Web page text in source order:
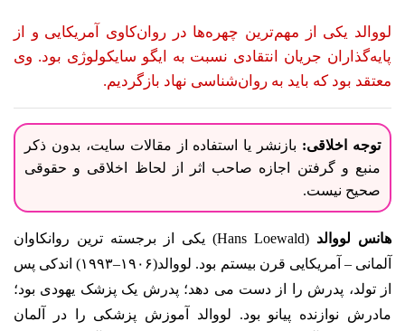
لووالد یکی از مهم‌ترین چهره‌ها در روان‌کاوی آمریکایی و از
پایه‌گذاران جریان انتقادی نسبت به ایگو سایکولوژی بود. وی
معتقد بود که باید به روان‌شناسی نهاد بازگردیم.
توجه اخلاقی: بازنشر یا استفاده از مقالات سایت، بدون ذکر
منبع و گرفتن اجازه صاحب اثر از لحاظ اخلاقی و حقوقی
صحیح نیست.
هانس لووالد
(Hans Loewald) یکی از برجسته ترین روانکاوان
آلمانی – آمریکایی قرن بیستم بود. لووالد(۱۹۰۶–۱۹۹۳) اندکی پس
از تولد، پدرش را از دست می دهد؛ پدرش یک پزشک یهودی بود؛
مادرش نوازنده پیانو بود. لووالد آموزش پزشکی را در آلمان